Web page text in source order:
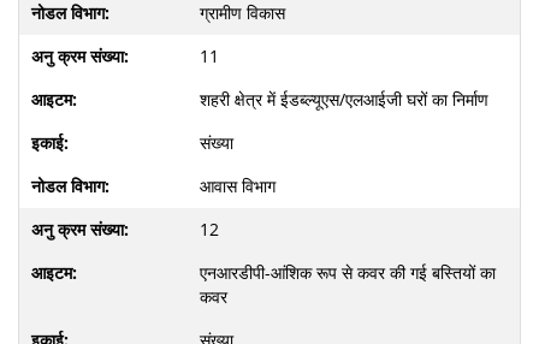
ग्रामीण विकास
11
शहरी क्षेत्र में ईडब्ल्यूएस/एलआईजी घरों का निर्माण
संख्या
आवास विभाग
12
एनआरडीपी-आंशिक रूप से कवर की गई बस्तियों का
कवर